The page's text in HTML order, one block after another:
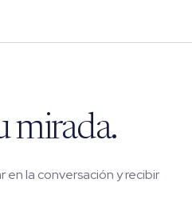
mirada.
en la conversación y recibir